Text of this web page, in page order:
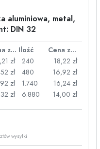
aluminiowa, metal,
DIN 32
Cena za sztukę Ilość
Cena za sztukę
zł
zł
zł
zł
240
18,22 zł
480
16,92 zł
1.740
16,24 zł
6.880
14,00 zł
wysyłki